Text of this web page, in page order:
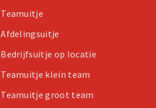
Teamuitje
Afdelingsuitje
Bedrijfsuitje op locatie
Teamuitje klein team
Teamuitje groot team